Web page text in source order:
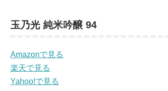
玉乃光 純米吟醸 94
Amazonで見る
楽天で見る
Yahoo!で見る